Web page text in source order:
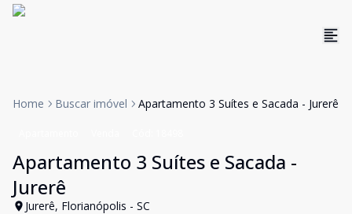
Home Buscar imóvel Apartamento 3 Suítes e Sacada - Jurerê
Apartamento 3 Suítes e Sacada -
Jurerê
Jurerê, Florianópolis - SC